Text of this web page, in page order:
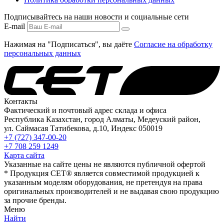
Подписывайтесь на наши новости и социальные сети
E-mail
Нажимая на "Подписаться", вы даёте Согласие на обработку
персональных данных
Контакты
Фактический и почтовый адрес склада и офиса
Республика Казахстан, город Алматы, Медеуский район,
ул. Саймасая Татибекова, д.10, Индекс 050019
+7 (727) 347-00-20
+7 708 259 1249
Карта сайта
Указанные на сайте цены не являются публичной офертой
* Продукция СЕТ® является совместимой продукцией к
указанным моделям оборудования, не претендуя на права
оригинальных производителей и не выдавая свою продукцию
за прочие бренды.
Меню
Найти